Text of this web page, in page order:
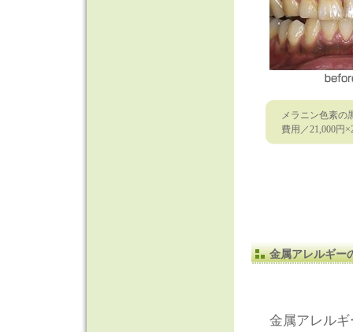
メラニン色素の
費用／21,000円
金属アレルギー
金属アレル